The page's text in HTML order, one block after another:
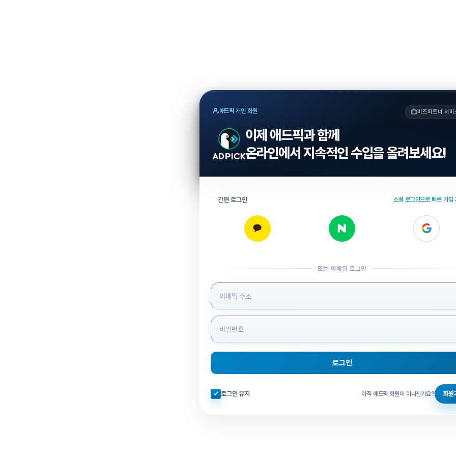
애드픽 개인 회원 비즈파트너 서비
이제 애드픽과 함께
온라인에서 지속적인 수입을 올려보세요!
간편 로그인 소셜 로그인으로 빠른 가입
또는 이메일 로그인
로그인 정보 입력
로그인
자동로그인 체크
로그인 유지 아직 애드픽 회원이 아니신가요? 회원